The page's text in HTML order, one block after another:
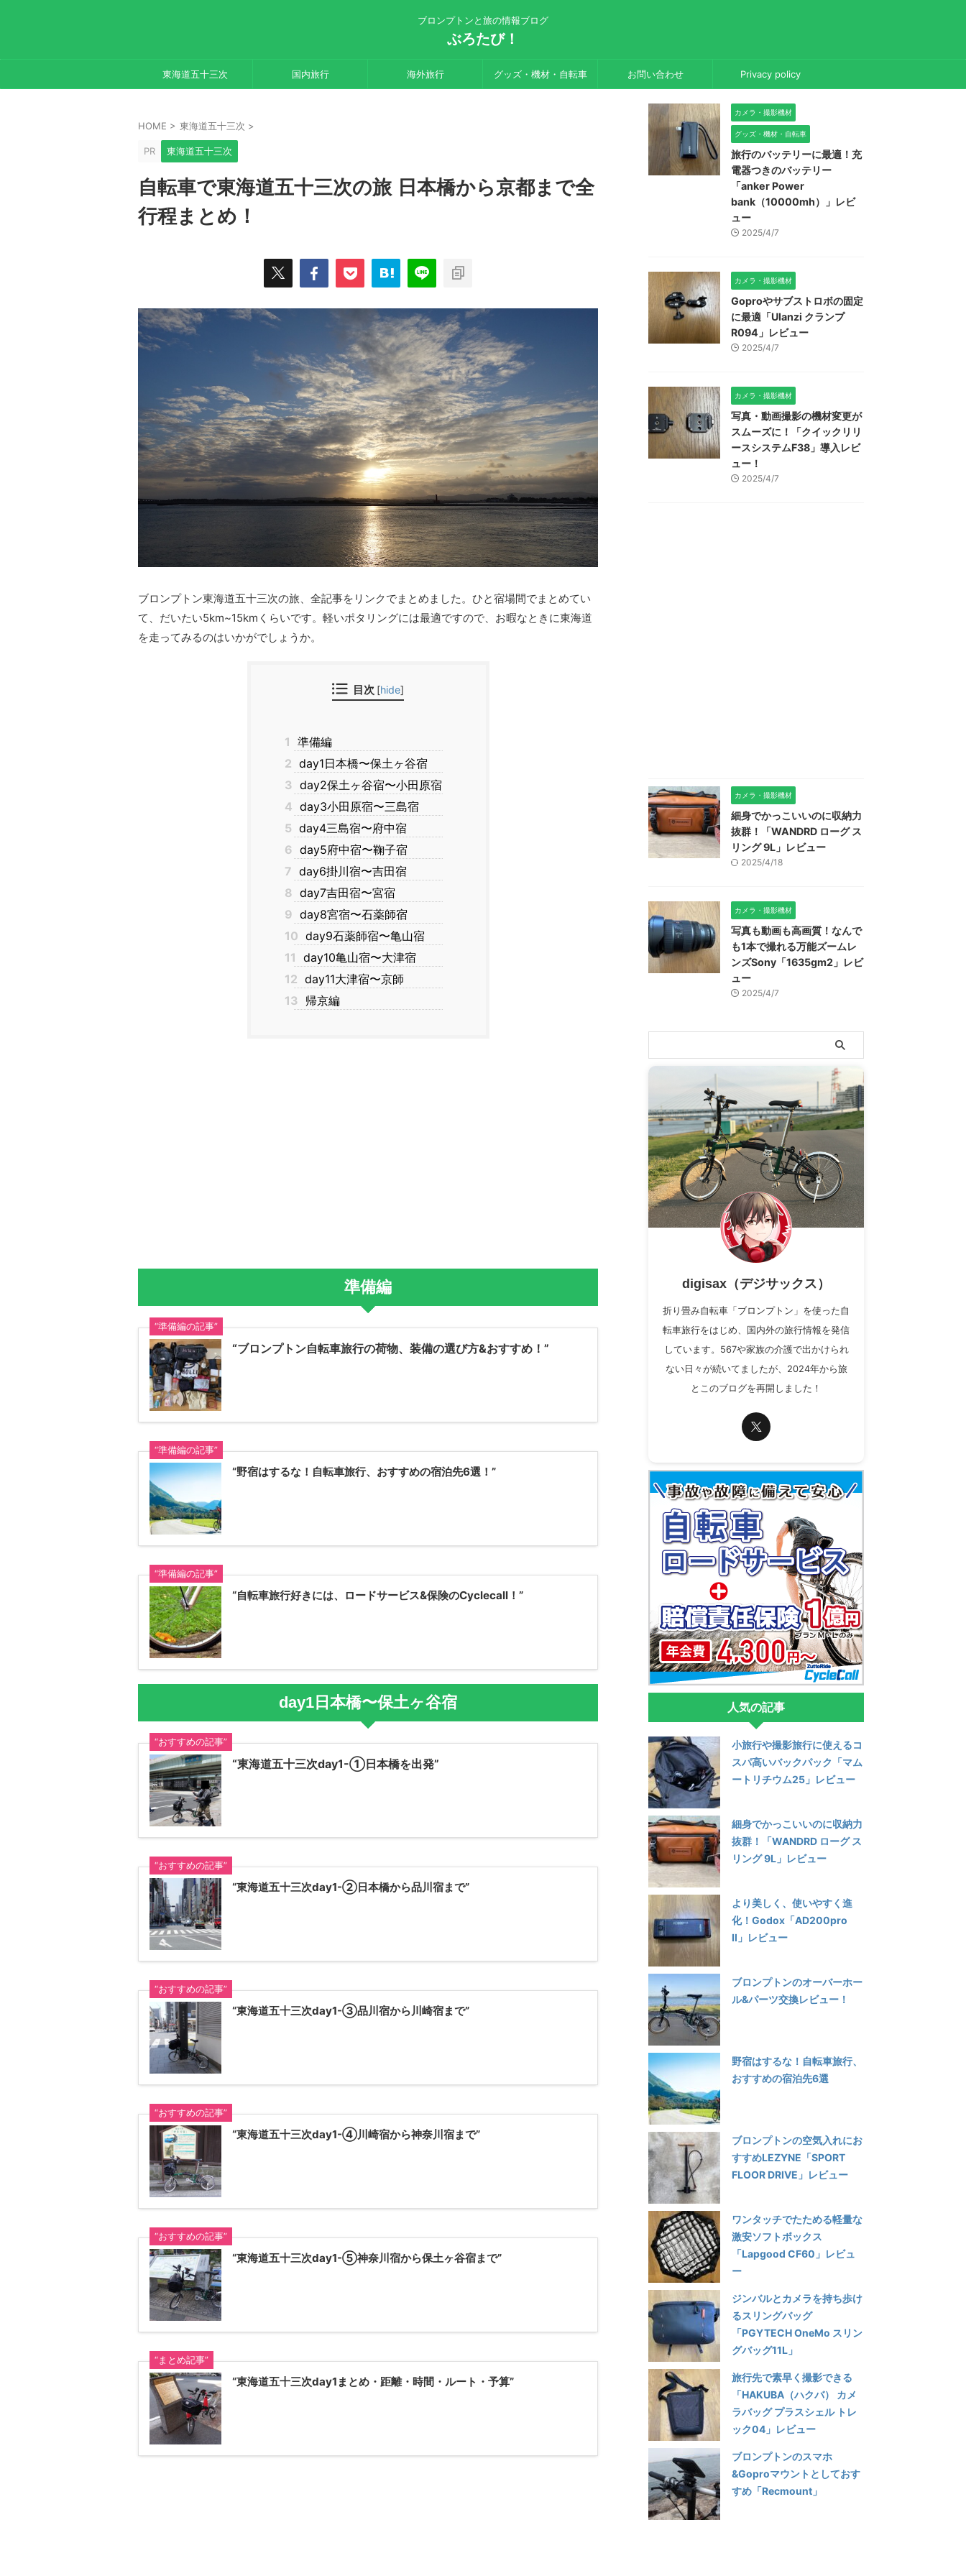
ブロンプトンと旅の情報ブログ
ぶろたび！
東海道五十三次 国内旅行 海外旅行 グッズ・機材・自転車 お問い合わせ Privacy policy
HOME > 東海道五十三次 >
PR 東海道五十三次
自転車で東海道五十三次の旅 日本橋から京都まで全
行程まとめ！
ブロンプトン東海道五十三次の旅、全記事をリンクでまとめました。ひと宿場間でまとめてい
て、だいたい5km~15kmくらいです。軽いポタリングには最適ですので、お暇なときに東海道
を走ってみるのはいかがでしょうか。
目次 [hide]
1 準備編
2 day1日本橋〜保土ヶ谷宿
3 day2保土ヶ谷宿〜小田原宿
4 day3小田原宿〜三島宿
5 day4三島宿〜府中宿
6 day5府中宿〜鞠子宿
7 day6掛川宿〜吉田宿
8 day7吉田宿〜宮宿
9 day8宮宿〜石薬師宿
10 day9石薬師宿〜亀山宿
11 day10亀山宿〜大津宿
12 day11大津宿〜京師
13 帰京編
準備編
“準備編の記事”
“ブロンプトン自転車旅行の荷物、装備の選び方&おすすめ！”
“準備編の記事”
“野宿はするな！自転車旅行、おすすめの宿泊先6選！”
“準備編の記事”
“自転車旅行好きには、ロードサービス&保険のCyclecall！”
day1日本橋〜保土ヶ谷宿
“おすすめの記事”
“東海道五十三次day1-①日本橋を出発”
“おすすめの記事”
“東海道五十三次day1-②日本橋から品川宿まで”
“おすすめの記事”
“東海道五十三次day1-③品川宿から川崎宿まで”
“おすすめの記事”
“東海道五十三次day1-④川崎宿から神奈川宿まで”
“おすすめの記事”
“東海道五十三次day1-⑤神奈川宿から保土ヶ谷宿まで”
“まとめ記事”
“東海道五十三次day1まとめ・距離・時間・ルート・予算”
カメラ・撮影機材
グッズ・機材・自転車
旅行のバッテリーに最適！充
電器つきのバッテリー
「anker Power
bank（10000mh）」レビ
ュー
2025/4/7
カメラ・撮影機材
Goproやサブストロボの固定
に最適「Ulanzi クランプ
R094」レビュー
2025/4/7
カメラ・撮影機材
写真・動画撮影の機材変更が
スムーズに！「クイックリリ
ースシステムF38」導入レビ
ュー！
2025/4/7
カメラ・撮影機材
細身でかっこいいのに収納力
抜群！「WANDRD ローグ ス
リング 9L」レビュー
2025/4/18
カメラ・撮影機材
写真も動画も高画質！なんで
も1本で撮れる万能ズームレ
ンズSony「1635gm2」レビ
ュー
2025/4/7
digisax（デジサックス）
折り畳み自転車「ブロンプトン」を使った自
転車旅行をはじめ、国内外の旅行情報を発信
しています。567や家族の介護で出かけられ
ない日々が続いてましたが、2024年から旅
とこのブログを再開しました！
人気の記事
小旅行や撮影旅行に使えるコ
スパ高いバックパック「マム
ートリチウム25」レビュー
細身でかっこいいのに収納力
抜群！「WANDRD ローグ ス
リング 9L」レビュー
より美しく、使いやすく進
化！Godox「AD200pro
Ⅱ」レビュー
ブロンプトンのオーバーホー
ル&パーツ交換レビュー！
野宿はするな！自転車旅行、
おすすめの宿泊先6選
ブロンプトンの空気入れにお
すすめLEZYNE「SPORT
FLOOR DRIVE」レビュー
ワンタッチでたためる軽量な
激安ソフトボックス
「Lapgood CF60」レビュ
ー
ジンバルとカメラを持ち歩け
るスリングバッグ
「PGYTECH OneMo スリン
グバッグ11L」
旅行先で素早く撮影できる
「HAKUBA（ハクバ） カメ
ラバッグ プラスシェル トレ
ック04」レビュー
ブロンプトンのスマホ
&Goproマウントとしておす
すめ「Recmount」